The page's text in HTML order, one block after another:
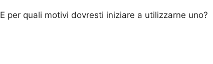
E per quali motivi dovresti iniziare a utilizzarne uno?